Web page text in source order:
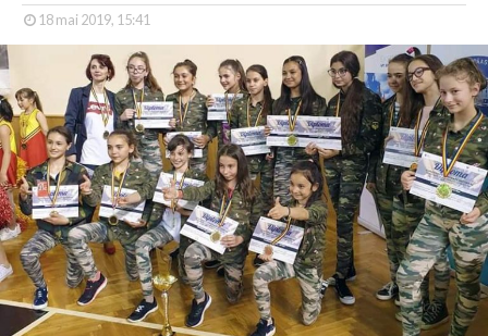
18 mai 2019, 15:41